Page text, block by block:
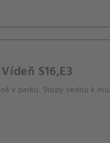
S16,E3
v parku. Stopy vedou k